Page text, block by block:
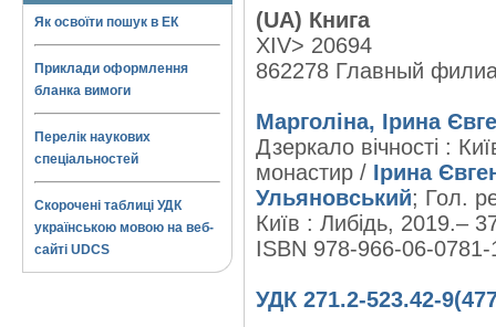
Як освоїти пошук в ЕК
Приклади оформлення
бланка вимоги
Перелік наукових
спеціальностей
Скорочені таблиці УДК
українською мовою на веб-
сайті UDCS
(UA) Книга
XIV> 20694
862278 Главный
Марголіна, Ірина
Дзеркало вічності :
монастир / Ірина
Ульяновський; Гол.
Київ : Либідь, 2019.–
ISBN 978-966-06-0781-
УДК 271.2-523.42-